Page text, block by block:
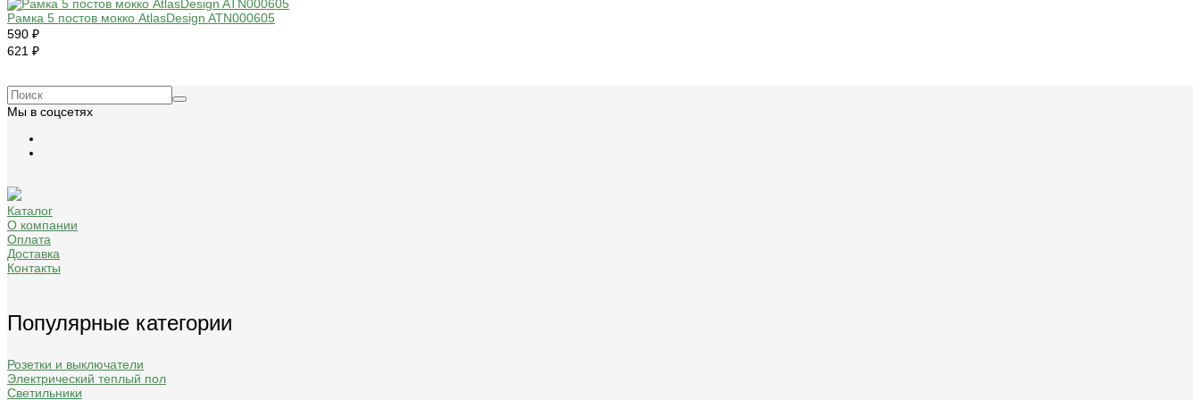
Рамка 5 постов мокко AtlasDesign ATN000605
590 ₽
621 ₽
Мы в соцсетях
Каталог
О компании
Оплата
Доставка
Контакты
Популярные категории
Розетки и выключатели
Электрический теплый пол
Светильники